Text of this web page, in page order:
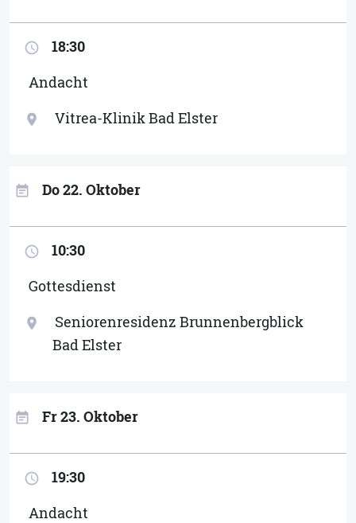
access_time
18:30
Andacht
location_on Vitrea-Klinik Bad Elster
event_note Do 22. Oktober
access_time
10:30
Gottesdienst
location_on
Seniorenresidenz Brunnenbergblick
Bad Elster
event_note Fr 23. Oktober
access_time
19:30
Andacht